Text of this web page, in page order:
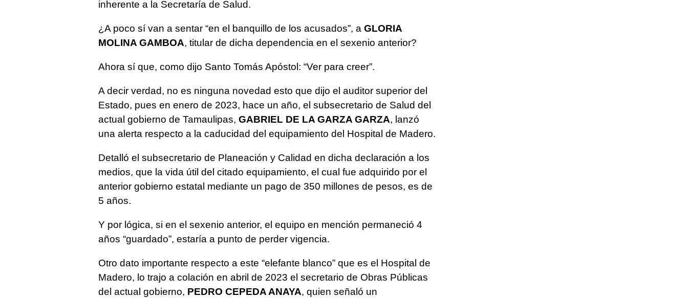
inherente a la Secretaría de Salud.
¿A poco sí van a sentar “en el banquillo de los acusados”, a GLORIA
MOLINA GAMBOA, titular de dicha dependencia en el sexenio anterior?
Ahora sí que, como dijo Santo Tomás Apóstol: “Ver para creer”.
A decir verdad, no es ninguna novedad esto que dijo el auditor superior del
Estado, pues en enero de 2023, hace un año, el subsecretario de Salud del
actual gobierno de Tamaulipas, GABRIEL DE LA GARZA GARZA, lanzó
una alerta respecto a la caducidad del equipamiento del Hospital de Madero.
Detalló el subsecretario de Planeación y Calidad en dicha declaración a los
medios, que la vida útil del citado equipamiento, el cual fue adquirido por el
anterior gobierno estatal mediante un pago de 350 millones de pesos, es de
5 años.
Y por lógica, si en el sexenio anterior, el equipo en mención permaneció 4
años “guardado”, estaría a punto de perder vigencia.
Otro dato importante respecto a este “elefante blanco” que es el Hospital de
Madero, lo trajo a colación en abril de 2023 el secretario de Obras Públicas
del actual gobierno, PEDRO CEPEDA ANAYA, quien señaló un